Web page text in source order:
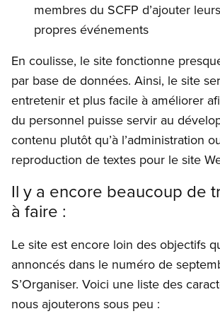
membres du SCFP d’ajouter leurs
propres événements
En coulisse, le site fonctionne
par base de données. Ainsi, le site
entretenir et plus facile à améliorer
du personnel puisse servir au
contenu plutôt qu’à l’administration
reproduction de textes pour le site
Il y a encore beaucoup de
à faire :
Le site est encore loin des objectifs
annoncés dans le numéro de
S’Organiser. Voici une liste des
nous ajouterons sous peu :